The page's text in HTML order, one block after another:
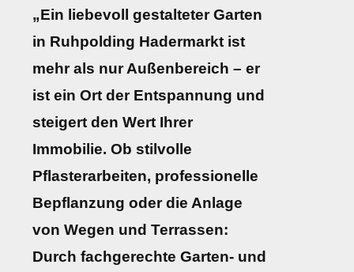
„Ein liebevoll gestalteter Garten
in Ruhpolding Hadermarkt ist
mehr als nur Außenbereich – er
ist ein Ort der Entspannung und
steigert den Wert Ihrer
Immobilie. Ob stilvolle
Pflasterarbeiten, professionelle
Bepflanzung oder die Anlage
von Wegen und Terrassen:
Durch fachgerechte Garten- und